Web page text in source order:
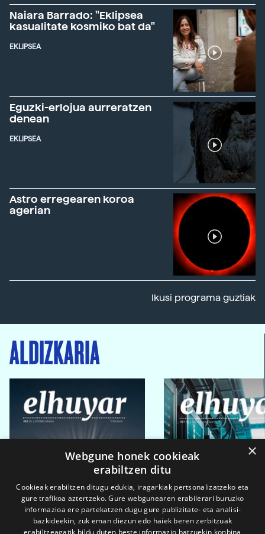
Naiara Barrado: "Eklipsea
kasualitate kosmiko bat da"
EKLIPSEA
Eguzki-erlojua aurreratzen
denean
EKLIPSEA
Astro erregearen koroa
agerian
Ikusi programa guztiak
ALDIZKARIA
×
Webgune honek cookieak
erabiltzen ditu
Cookieak erabiltzen ditugu edukia, iragarkiak pertsonalizatzeko eta
gure trafikoa aztertzeko. Gure webgunearen erabilerari buruzko
informazioa ere partekatzen dugu gure publizitate- eta analisi-
bazkideekin, zuk eman diezun edo haiek beren zerbitzuak
erabiltzeagatik bildu duten beste informazio batzuekin konbina